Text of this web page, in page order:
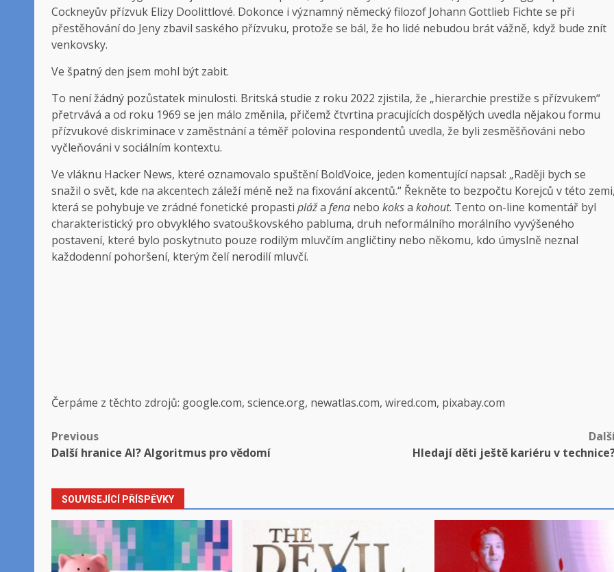
Cockneyův přízvuk Elizy Doolittlové. Dokonce i významný německý filozof Johann Gottlieb Fichte se při
přestěhování do Jeny zbavil saského přízvuku, protože se bál, že ho lidé nebudou brát vážně, když bude znít
venkovsky.
Ve špatný den jsem mohl být zabit.
To není žádný pozůstatek minulosti. Britská studie z roku 2022 zjistila, že „hierarchie prestiže s přízvukem“
přetrvává a od roku 1969 se jen málo změnila, přičemž čtvrtina pracujících dospělých uvedla nějakou formu
přízvukové diskriminace v zaměstnání a téměř polovina respondentů uvedla, že byli zesměšňováni nebo
vyčleňováni v sociálním kontextu.
Ve vláknu Hacker News, které oznamovalo spuštění BoldVoice, jeden komentující napsal: „Raději bych se
snažil o svět, kde na akcentech záleží méně než na fixování akcentů.“ Řekněte to bezpočtu Korejců v této
která se pohybuje ve zrádné fonetické propasti pláža fena nebo koksa kohout. Tento on-line komentář byl
charakteristický pro obvyklého svatouškovského pabluma, druh neformálního morálního vyvýšeného
postavení, které bylo poskytnuto pouze rodilým mluvčím angličtiny nebo někomu, kdo úmyslně neznal
každodenní pohoršení, kterým čelí nerodilí mluvčí.
Čerpáme z těchto zdrojů: google.com, science.org, newatlas.com, wired.com, pixabay.com
Post
Previous
Další hranice AI? Algoritmus pro vědomí
Hledají děti ještě kariéru v
SOUVISEJÍCÍ PŘÍSPĚVKY